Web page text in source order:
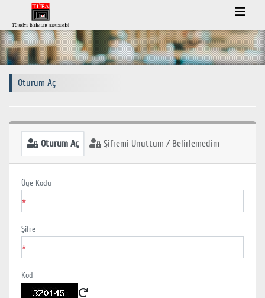
Oturum Aç
Oturum Aç Şifremi Unuttum / Belirlemedim
Üye Kodu
*
Şifre
*
Kod